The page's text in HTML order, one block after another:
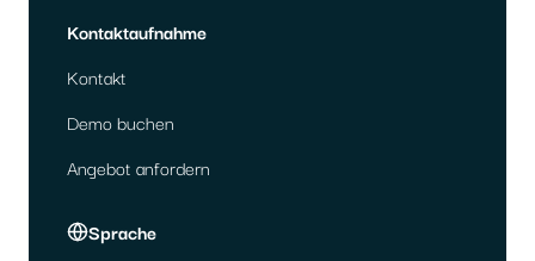
Kontaktaufnahme
Kontakt
Demo buchen
Angebot anfordern
Sprache